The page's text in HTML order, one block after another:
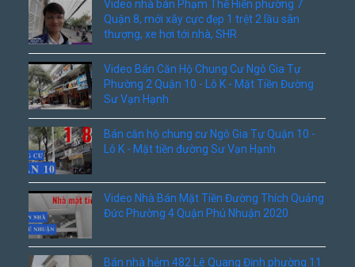
Video nhà bán Phạm Thế Hiển phường 7
Quận 8, mới xây cực đẹp 1 trệt 2 lầu sân
thượng, xe hơi tới nhà, SHR
Video Bán Căn Hộ Chung Cư Ngô Gia Tự
Phường 2 Quận 10 - Lô K - Mặt Tiền Đường
Sư Vạn Hạnh
Bán căn hộ chung cư Ngô Gia Tự Quận 10 -
Lô K - Mặt tiền đường Sư Vạn Hạnh
Video Nhà Bán Mặt Tiền Đường Thích Quảng
Đức Phường 4 Quận Phú Nhuận 2020
Bán nhà hẻm 482 Lê Quang Định phường 11